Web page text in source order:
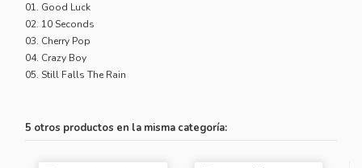
01. Good Luck
02. 10 Seconds
03. Cherry Pop
04. Crazy Boy
05. Still Falls The Rain
5 otros productos en la misma categoría: